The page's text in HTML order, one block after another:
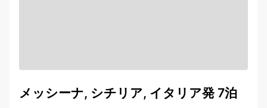
メッシーナ, シチリア, イタリア発 7泊